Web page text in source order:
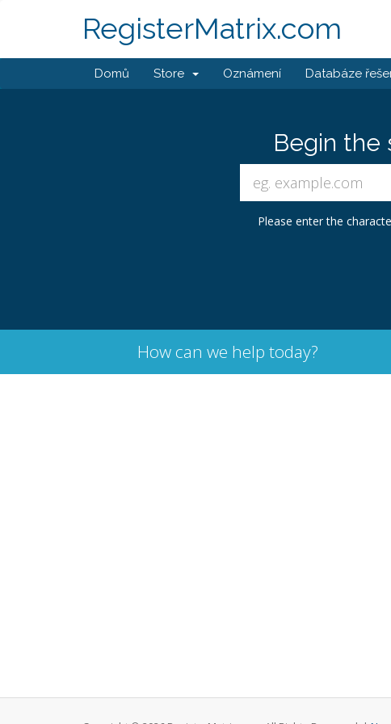
RegisterMatrix.com
Domů Store Oznámení Databáze
Begin the
Please enter the
How can we help today?